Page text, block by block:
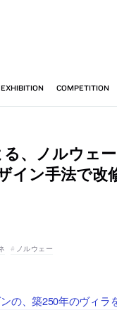
、ノルウェ
イン手法で改
ノルウェー
の、築250年のヴィラ